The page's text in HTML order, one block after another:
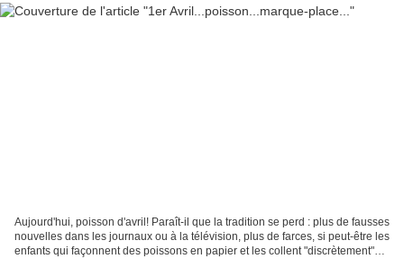
Aujourd'hui, poisson d'avril! Paraît-il que la tradition se perd : plus de fausses
nouvelles dans les journaux ou à la télévision, plus de farces, si peut-être les
enfants qui façonnent des poissons en papier et les collent "discrètement"